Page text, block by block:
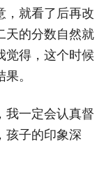
，就看了后再改
天的分数自然就
觉得，这个时候
。
我一定会认真督
孩子的印象深